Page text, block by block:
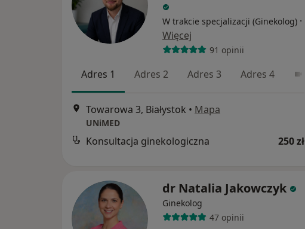
W trakcie specjalizacji (Ginekolog) ·
Więcej
91 opinii
Adres 1 Adres 2 Adres 3 Adres 4
Towarowa 3, Białystok • Mapa
UNiMED
Konsultacja ginekologiczna 250 zł
dr Natalia Jakowczyk
Ginekolog
47 opinii